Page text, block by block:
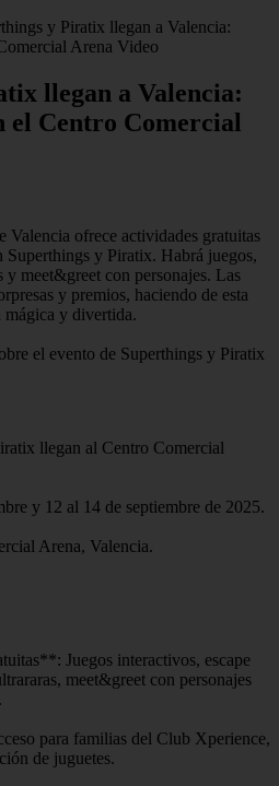
y Piratix llegan a Valencia:
Arena Video
llegan a Valencia:
el Centro Comercial
Valencia ofrece actividades gratuitas
Superthings y Piratix. Habrá juegos,
y meet&greet con personajes. Las
y premios, haciendo de esta
mágica y divertida.
el evento de Superthings y Piratix
llegan al Centro Comercial
y 12 al 14 de septiembre de 2025.
Arena, Valencia.
Juegos interactivos, escape
meet&greet con personajes
para familias del Club Xperience,
de juguetes.